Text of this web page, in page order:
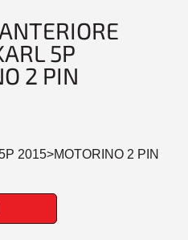
5P
2 PIN
2015>MOTORINO 2 PIN